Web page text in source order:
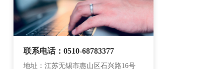
联系电话：0510-68783377
地址：江苏无锡市惠山区石兴路16号